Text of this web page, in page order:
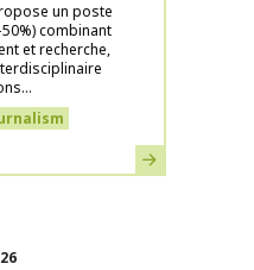
un poste
combinant
et recherche,
Learn more